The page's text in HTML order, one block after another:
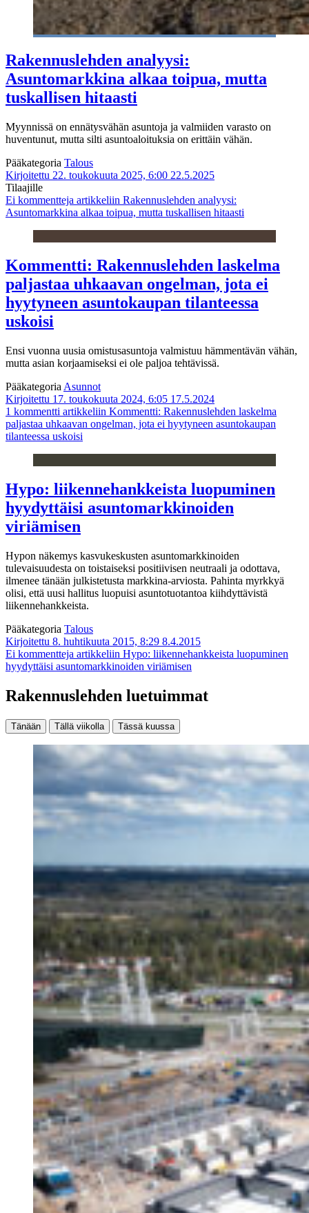
Rakennuslehden analyysi:
Asuntomarkkina alkaa toipua, mutta
tuskallisen hitaasti
Myynnissä on ennätysvähän asuntoja ja valmiiden varasto on
huventunut, mutta silti asuntoaloituksia on erittäin vähän.
Pääkategoria Talous
Kirjoitettu 22. toukokuuta 2025, 6:00 22.5.2025
Tilaajille
Ei kommentteja artikkeliin Rakennuslehden analyysi:
Asuntomarkkina alkaa toipua, mutta tuskallisen hitaasti
Kommentti: Rakennuslehden laskelma
paljastaa uhkaavan ongelman, jota ei
hyytyneen asuntokaupan tilanteessa
uskoisi
Ensi vuonna uusia omistusasuntoja valmistuu hämmentävän vähän,
mutta asian korjaamiseksi ei ole paljoa tehtävissä.
Pääkategoria Asunnot
Kirjoitettu 17. toukokuuta 2024, 6:05 17.5.2024
1 kommentti artikkeliin Kommentti: Rakennuslehden laskelma
paljastaa uhkaavan ongelman, jota ei hyytyneen asuntokaupan
tilanteessa uskoisi
Hypo: liikennehankkeista luopuminen
hyydyttäisi asuntomarkkinoiden
viriämisen
Hypon näkemys kasvukeskusten asuntomarkkinoiden
tulevaisuudesta on toistaiseksi positiivisen neutraali ja odottava,
ilmenee tänään julkistetusta markkina-arviosta. Pahinta myrkkyä
olisi, että uusi hallitus luopuisi asuntotuotantoa kiihdyttävistä
liikennehankkeista.
Pääkategoria Talous
Kirjoitettu 8. huhtikuuta 2015, 8:29 8.4.2015
Ei kommentteja artikkeliin Hypo: liikennehankkeista luopuminen
hyydyttäisi asuntomarkkinoiden viriämisen
Rakennuslehden luetuimmat
Tänään Tällä viikolla Tässä kuussa